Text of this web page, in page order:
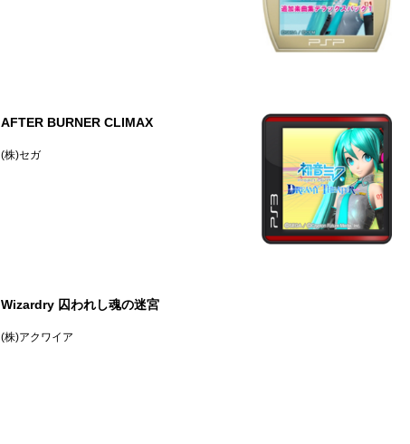
AFTER BURNER CLIMAX
(株)セガ
Wizardry 囚われし魂の迷宮
(株)アクワイア